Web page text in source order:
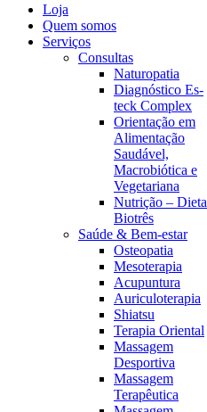
Loja
Quem somos
Serviços
Consultas
Naturopatia
Diagnóstico Es-
teck Complex
Orientação em
Alimentação
Saudável,
Macrobiótica e
Vegetariana
Nutrição – Dieta
Biotrês
Saúde & Bem-estar
Osteopatia
Mesoterapia
Acupuntura
Auriculoterapia
Shiatsu
Terapia Oriental
Massagem
Desportiva
Massagem
Terapêutica